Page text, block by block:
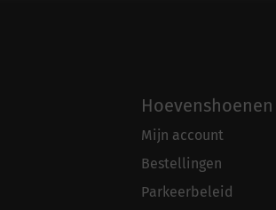
Hoevenshoenen
Mijn account
Bestellingen
Parkeerbeleid